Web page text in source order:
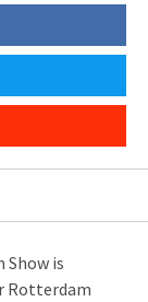
Show is
Rotterdam